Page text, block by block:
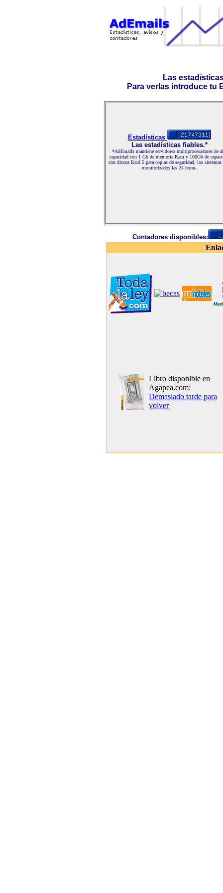
Las
Para verlas introduce tu
Estadísticas
Las estadísticas fiables.*
*AdEmails mantiene servidores multiprocesadores de
capacidad con 1 Gb de memoria Ram y 100Gb de
con discos Raid 5 para copias de seguridad, los sistemas
monitorizados las 24 horas.
Contadores disponibles:
Libro disponible en
Agapea.com:
Demasiado tarde para
volver